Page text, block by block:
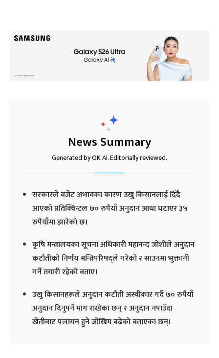
News Summary
Generated by OK AI. Editorially reviewed.
सरकारले बजेट अभावका कारण उखु किसानलाई दिँदै
आएको प्रतिक्विन्टल ७० रुपैयाँ अनुदान आधा घटाएर ३५
रुपैयाँमा झारेको छ।
कृषि मन्त्रालयका सूचना अधिकारी महानन्द जोशीले अनुदान
कटौतीको निर्णय मन्त्रिपरिषद्ले गरेको र साउनमा भुक्तानी
गर्ने तयारी रहेको बताए।
उखु किसानहरूले अनुदान कटौती अस्वीकार गर्दै ७० रुपैयाँ
अनुदान दिनुपर्ने माग राखेका छन् र अनुदान नपाउँदा
खेतीबाट पलायन हुने जोखिम बढेको बताएका छन्।